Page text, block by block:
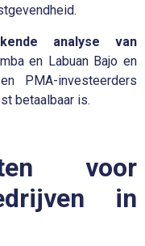
analyse van
en Labuan Bajo en
PMA-investeerders
betaalbaar is.
voor
in